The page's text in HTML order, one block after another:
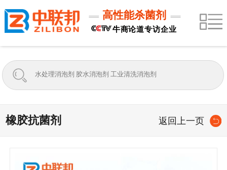
高性能杀菌剂
牛商论道专访企业
橡胶抗菌剂 返回上一页